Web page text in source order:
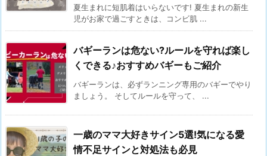
夏生まれに短肌着はいらないです! 夏生まれの新生
児がお家で過ごすときは、コンビ肌 ...
バギーランは危ない?ルールを守れば楽し
くできる♪おすすめバギーもご紹介
バギーランは、必ずランニング専用のバギーでやり
ましょう。 そしてルールを守って、 ...
一歳のママ大好きサイン5選!気になる愛
情不足サインと対処法も必見